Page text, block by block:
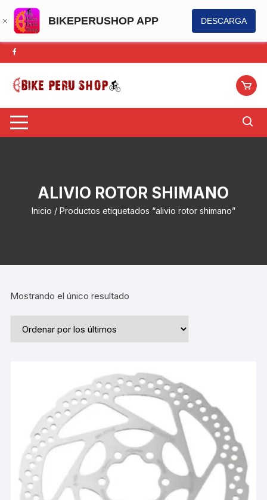
BIKEPERUSHOP APP DESCARGA
Saltar
al
contenido
ALIVIO ROTOR SHIMANO
Inicio / Productos etiquetados “alivio rotor shimano”
Mostrando el único resultado